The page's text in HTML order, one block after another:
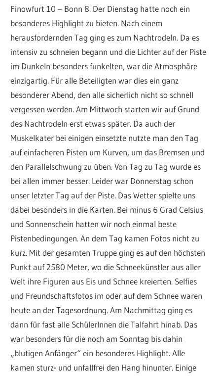
Finowfurt 10 – Bonn 8. Der Dienstag hatte noch ein
besonderes Highlight zu bieten. Nach einem
herausfordernden Tag ging es zum Nachtrodeln. Da es
intensiv zu schneien begann und die Lichter auf der Piste
im Dunkeln besonders funkelten, war die Atmosphäre
einzigartig. Für alle Beteiligten war dies ein ganz
besonderer Abend, den alle sicherlich nicht so schnell
vergessen werden. Am Mittwoch starten wir auf Grund
des Nachtrodeln erst etwas später. Da auch der
Muskelkater bei einigen einsetzte nutzte man den Tag
auf einfacheren Pisten um Kurven, um das Bremsen und
den Parallelschwung zu üben. Von Tag zu Tag wurde es
bei allen immer besser. Leider war Donnerstag schon
unser letzter Tag auf der Piste. Das Wetter spielte uns
dabei besonders in die Karten. Bei minus 6 Grad Celsius
und Sonnenschein hatten wir noch einmal beste
Pistenbedingungen. An dem Tag kamen Fotos nicht zu
kurz. Mit der gesamten Truppe ging es auf den höchsten
Punkt auf 2580 Meter, wo die Schneekünstler aus aller
Welt ihre Figuren aus Eis und Schnee kreierten. Selfies
und Freundschaftsfotos im oder auf dem Schnee waren
heute an der Tagesordnung. Am Nachmittag ging es
dann für fast alle SchülerInnen die Talfahrt hinab. Das
war besonders für die noch am Sonntag bis dahin
„blutigen Anfänger“ ein besonderes Highlight. Alle
kamen sturz- und unfallfrei den Hang hinunter. Einige